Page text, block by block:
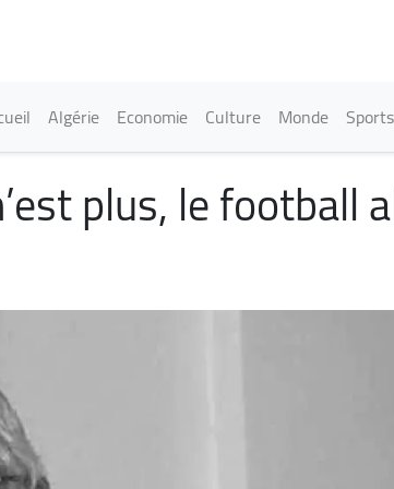
navigation
Algérie Economie Culture Monde Sports
plus, le football